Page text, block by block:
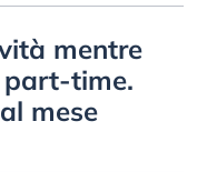
mentre
time.
mese